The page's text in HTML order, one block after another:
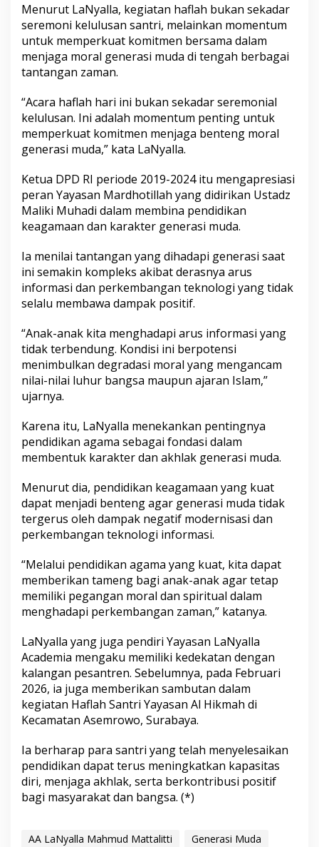
n
Z
a
m
a
Menurut LaNyalla, kegiatan haflah bukan sekadar
seremoni kelulusan santri, melainkan momentum
untuk memperkuat komitmen bersama dalam
menjaga moral generasi muda di tengah berbagai
tantangan zaman.
“Acara haflah hari ini bukan sekadar seremonial
kelulusan. Ini adalah momentum penting untuk
memperkuat komitmen menjaga benteng moral
generasi muda,” kata LaNyalla.
Ketua DPD RI periode 2019-2024 itu mengapresiasi
peran Yayasan Mardhotillah yang didirikan Ustadz
Maliki Muhadi dalam membina pendidikan
keagamaan dan karakter generasi muda.
Ia menilai tantangan yang dihadapi generasi saat
ini semakin kompleks akibat derasnya arus
informasi dan perkembangan teknologi yang tidak
selalu membawa dampak positif.
“Anak-anak kita menghadapi arus informasi yang
tidak terbendung. Kondisi ini berpotensi
menimbulkan degradasi moral yang mengancam
nilai-nilai luhur bangsa maupun ajaran Islam,”
ujarnya.
Karena itu, LaNyalla menekankan pentingnya
pendidikan agama sebagai fondasi dalam
membentuk karakter dan akhlak generasi muda.
Menurut dia, pendidikan keagamaan yang kuat
dapat menjadi benteng agar generasi muda tidak
tergerus oleh dampak negatif modernisasi dan
perkembangan teknologi informasi.
“Melalui pendidikan agama yang kuat, kita dapat
memberikan tameng bagi anak-anak agar tetap
memiliki pegangan moral dan spiritual dalam
menghadapi perkembangan zaman,” katanya.
LaNyalla yang juga pendiri Yayasan LaNyalla
Academia mengaku memiliki kedekatan dengan
kalangan pesantren. Sebelumnya, pada Februari
2026, ia juga memberikan sambutan dalam
kegiatan Haflah Santri Yayasan Al Hikmah di
Kecamatan Asemrowo, Surabaya.
Ia berharap para santri yang telah menyelesaikan
pendidikan dapat terus meningkatkan kapasitas
diri, menjaga akhlak, serta berkontribusi positif
bagi masyarakat dan bangsa. (*)
AA LaNyalla Mahmud Mattalitti Generasi Muda